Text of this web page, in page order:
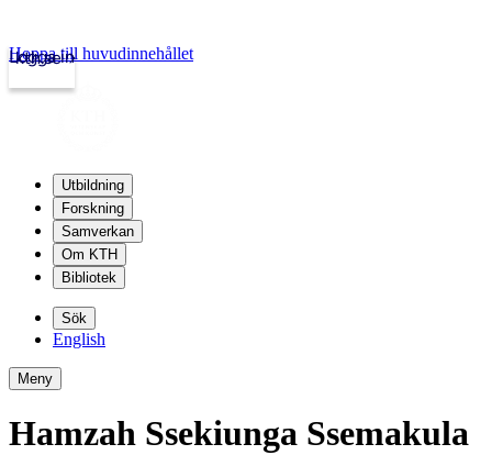
kth.se
Logga in
Hoppa till huvudinnehållet
Utbildning
Forskning
Samverkan
Om KTH
Bibliotek
Sök
English
Meny
Hamzah Ssekiunga Ssemakula